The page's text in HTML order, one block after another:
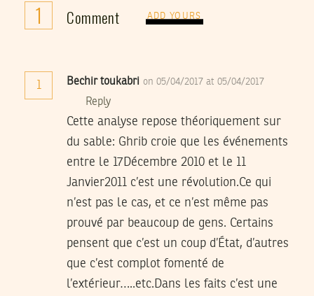
1 Comment ADD YOURS
1 Bechir toukabri on 05/04/2017 at 05/04/2017
Reply
Cette analyse repose théoriquement sur
du sable: Ghrib croie que les événements
entre le 17Décembre 2010 et le 11
Janvier2011 c’est une révolution.Ce qui
n’est pas le cas, et ce n’est même pas
prouvé par beaucoup de gens. Certains
pensent que c’est un coup d’État, d’autres
que c’est complot fomenté de
l’extérieur…..etc.Dans les faits c’est une